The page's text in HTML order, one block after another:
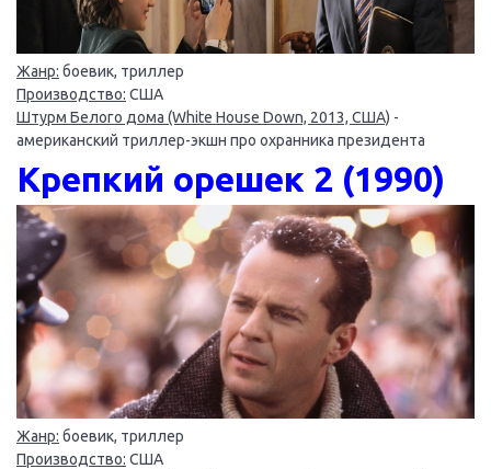
Жанр: боевик, триллер
Производство: США
Штурм Белого дома (White House Down, 2013, США) -
американский триллер-экшн про охранника президента
Крепкий орешек 2 (1990)
Жанр: боевик, триллер
Производство: США